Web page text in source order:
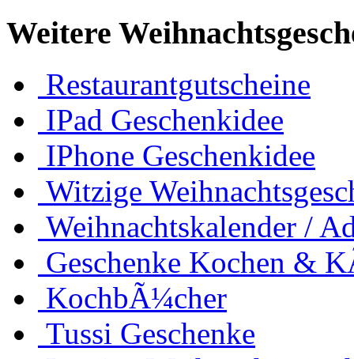
Weitere
Restaurantgutscheine
IPad Geschenkidee
IPhone Geschenkidee
Witzige
Weihnachtskalender /
Geschenke Kochen &
KochbÃ¼cher
Tussi Geschenke